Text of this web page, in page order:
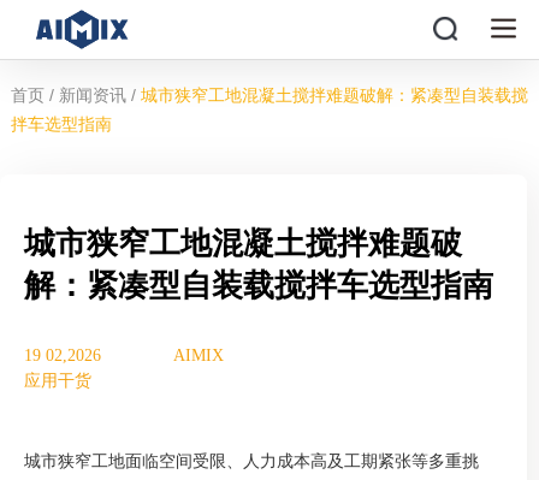
首页 / 新闻资讯 / 城市狭窄工地混凝土搅拌难题破解：紧凑型自装载搅
拌车选型指南
城市狭窄工地混凝土搅拌难题破
解：紧凑型自装载搅拌车选型指南
19 02,2026
AIMIX
应用干货
城市狭窄工地面临空间受限、人力成本高及工期紧张等多重挑